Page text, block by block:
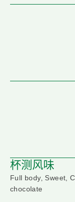
杯测风味
Full body, Sweet,
chocolate